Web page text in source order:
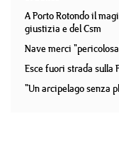
A Porto Rotondo il
giustizia e del Csm
Nave merci
Esce fuori strada sulla
"Un arcipelago senza